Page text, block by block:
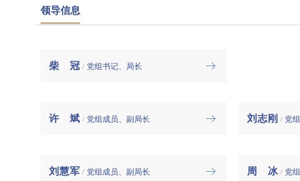
领导信息
柴冠 / 党组书记、局长
许斌 / 党组成员、副局长 刘志刚 / 党
刘慧军 / 党组成员、副局长 周冰 / 党